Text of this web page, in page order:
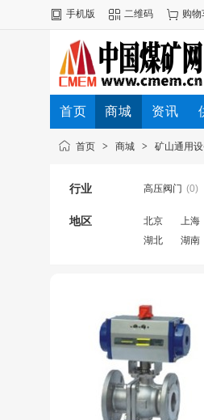
手机版 二维码 购物
首页 商城 资讯
首页 > 商城 > 矿山通用
行业 高压阀门 (0)
地区 北京 上海
湖北
湖南